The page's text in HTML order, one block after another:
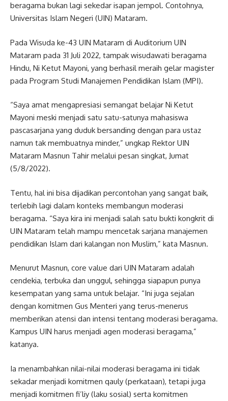
beragama bukan lagi sekedar isapan jempol. Contohnya,
Universitas Islam Negeri (UIN) Mataram.
Pada Wisuda ke-43 UIN Mataram di Auditorium UIN
Mataram pada 31 Juli 2022, tampak wisudawati beragama
Hindu, Ni Ketut Mayoni, yang berhasil meraih gelar magister
pada Program Studi Manajemen Pendidikan Islam (MPI).
“Saya amat mengapresiasi semangat belajar Ni Ketut
Mayoni meski menjadi satu satu-satunya mahasiswa
pascasarjana yang duduk bersanding dengan para ustaz
namun tak membuatnya minder,” ungkap Rektor UIN
Mataram Masnun Tahir melalui pesan singkat, Jumat
(5/8/2022).
Tentu, hal ini bisa dijadikan percontohan yang sangat baik,
terlebih lagi dalam konteks membangun moderasi
beragama. “Saya kira ini menjadi salah satu bukti kongkrit di
UIN Mataram telah mampu mencetak sarjana manajemen
pendidikan Islam dari kalangan non Muslim,” kata Masnun.
Menurut Masnun, core value dari UIN Mataram adalah
cendekia, terbuka dan unggul, sehingga siapapun punya
kesempatan yang sama untuk belajar. “Ini juga sejalan
dengan komitmen Gus Menteri yang terus-menerus
memberikan atensi dan intensi tentang moderasi beragama.
Kampus UIN harus menjadi agen moderasi beragama,”
katanya.
Ia menambahkan nilai-nilai moderasi beragama ini tidak
sekadar menjadi komitmen qauly (perkataan), tetapi juga
menjadi komitmen fi’liy (laku sosial) serta komitmen